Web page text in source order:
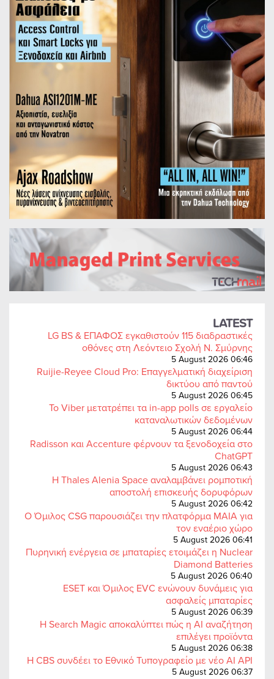
LATEST
LG BS & ΕΠΑΦΟΣ εγκαθιστούν 115 διαδραστικές
οθόνες στη Λεόντειο Σχολή Ν. Σμύρνης
5 August 2026 06:46
Ruijie-Reyee Cloud Pro: Επαγγελματική διαχείριση
δικτύου από παντού
5 August 2026 06:45
Το Viber μετατρέπει τα in-app polls σε εργαλείο
καταναλωτικών δεδομένων
5 August 2026 06:44
Radisson και Accenture φέρνουν τα ξενοδοχεία στο
ChatGPT
5 August 2026 06:43
Η Thales Alenia Space αναλαμβάνει ρομποτική
αποστολή επισκευής δορυφόρων
5 August 2026 06:42
Ο Όμιλος CSG παρουσιάζει την πλατφόρμα MAIA για
τον εναέριο χώρο
5 August 2026 06:41
Πυρηνική ενέργεια σε μπαταρίες ετοιμάζει η Nuclear
Diamond Batteries
5 August 2026 06:40
ESET και Όμιλος EVC ενώνουν δυνάμεις για
ασφαλείς μπαταρίες
5 August 2026 06:39
Η Search Magic αποκαλύπτει πώς η AI αναζήτηση
επιλέγει προϊόντα
5 August 2026 06:38
Η CBS συνδέει το Εθνικό Τυπογραφείο με νέο AI API
5 August 2026 06:37